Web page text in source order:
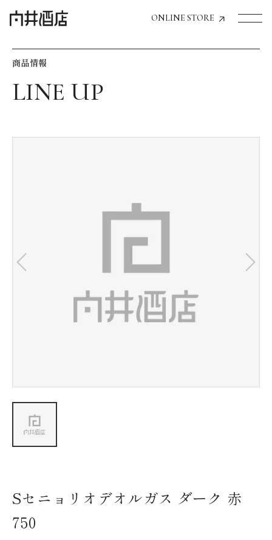
ONLINE STORE
飲食店経営のお客様
お気に入り機能の活用方法
会社情報
商品情報
Sセニョリオデオルガス ダーク 赤
750